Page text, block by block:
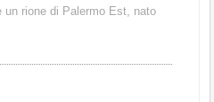
rione di Palermo Est, nato